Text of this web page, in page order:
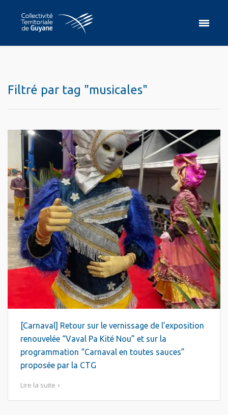
Filtré par tag "musicales"
[Carnaval] Retour sur le vernissage de l’exposition
renouvelée “Vaval Pa Kité Nou” et sur la
programmation “Carnaval en toutes sauces”
proposée par la CTG
Lire la suite